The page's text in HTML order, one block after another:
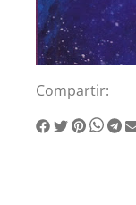
Compartir: